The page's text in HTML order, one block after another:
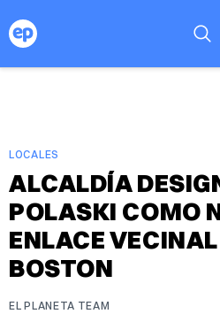
LOCALES
ALCALDÍA
POLASKI COMO
ENLACE
BOSTON
EL PLANETA TEAM